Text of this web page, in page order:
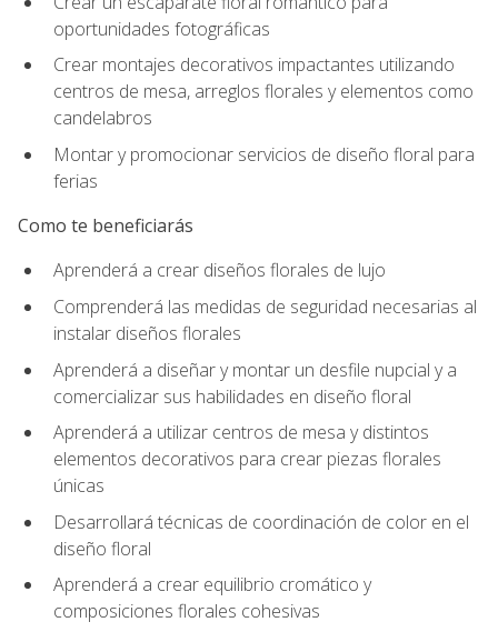
oportunidades fotográficas
Crear montajes decorativos impactantes utilizando
centros de mesa, arreglos florales y elementos como
candelabros
Montar y promocionar servicios de diseño floral para
ferias
Como te beneficiarás
Aprenderá a crear diseños florales de lujo
Comprenderá las medidas de seguridad necesarias al
instalar diseños florales
Aprenderá a diseñar y montar un desfile nupcial y a
comercializar sus habilidades en diseño floral
Aprenderá a utilizar centros de mesa y distintos
elementos decorativos para crear piezas florales
únicas
Desarrollará técnicas de coordinación de color en el
diseño floral
Aprenderá a crear equilibrio cromático y
composiciones florales cohesivas